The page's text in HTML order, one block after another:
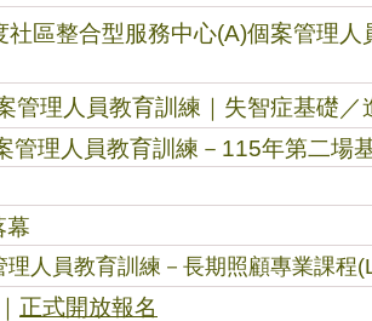
區整合型服務中心(A)個案管理人
管理人員教育訓練｜失智症基礎／
理人員教育訓練－115年第二場
幕
人員教育訓練－長期照顧專業課程
正式開放報名